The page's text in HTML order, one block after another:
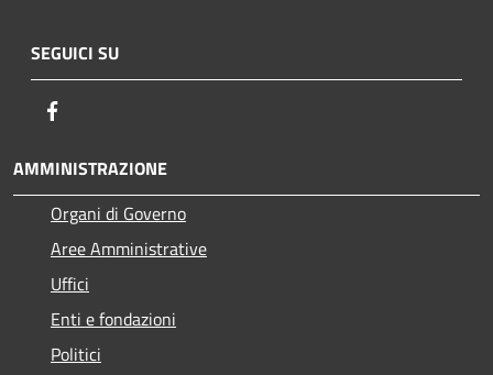
SEGUICI SU
AMMINISTRAZIONE
Organi di Governo
Aree Amministrative
Uffici
Enti e fondazioni
Politici